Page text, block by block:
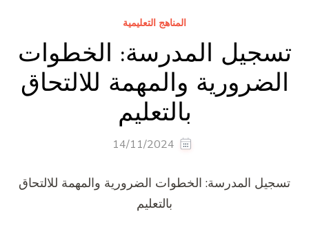
المناهج التعليمية
تسجيل المدرسة: الخطوات
الضرورية والمهمة للالتحاق
بالتعليم
14/11/2024
تسجيل المدرسة: الخطوات الضرورية والمهمة للالتحاق
بالتعليم